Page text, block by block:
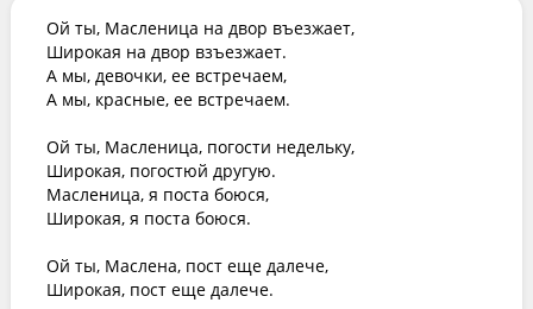
Ой ты, Масленица на двор въезжает,
Широкая на двор взъезжает.
А мы, девочки, ее встречаем,
А мы, красные, ее встречаем.
Ой ты, Масленица, погости недельку,
Широкая, погостюй другую.
Масленица, я поста боюся,
Широкая, я поста боюся.
Ой ты, Маслена, пост еще далече,
Широкая, пост еще далече.